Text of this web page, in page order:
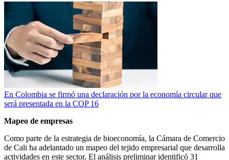
En Colombia se firmó una declaración por la economía circular que
será presentada en la COP 16
Mapeo de empresas
Como parte de la estrategia de bioeconomía, la Cámara de Comercio
de Cali ha adelantado un mapeo del tejido empresarial que desarrolla
actividades en este sector. El análisis preliminar identificó 31